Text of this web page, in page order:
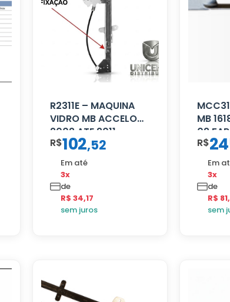
R2311E – MAQUINA
VIDRO MB ACCELO
2002 ATE 2011
S/MOTOR LE
R$102,52
Em até
3x
de
R$ 34,17
sem juros
MB
02 FAR
R$
Em
3x
de
R$
sem